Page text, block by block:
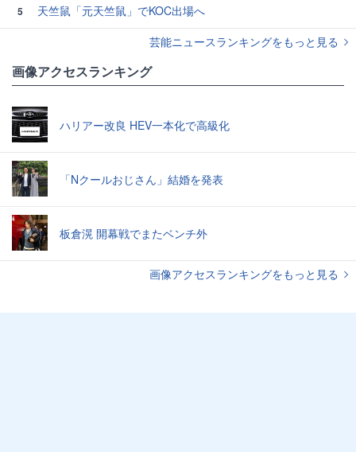
5
天竺鼠「元天竺鼠」でKOC出場へ
芸能ニュースランキングをもっと見る
画像アクセスランキング
ハリアー改良 HEV一本化で高級化
「Nクールおじさん」結婚を発表
板倉滉 開幕戦でまたベンチ外
画像アクセスランキングをもっと見る